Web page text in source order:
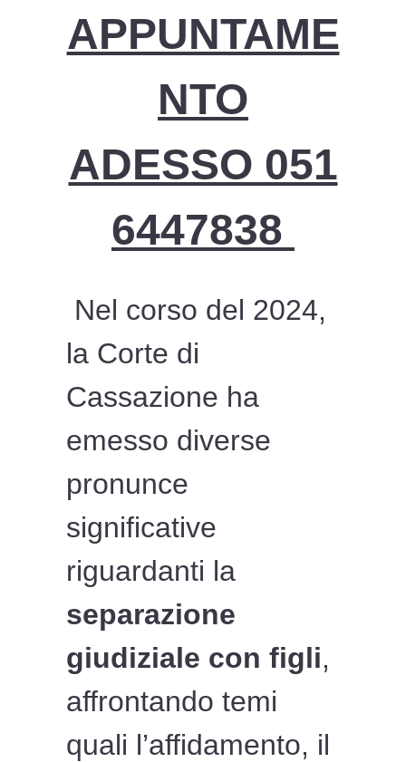
APPUNTAME
NTO
ADESSO 051
6447838
Nel corso del 2024,
la Corte di
Cassazione ha
emesso diverse
pronunce
significative
riguardanti la
separazione
giudiziale con figli,
affrontando temi
quali l’affidamento, il